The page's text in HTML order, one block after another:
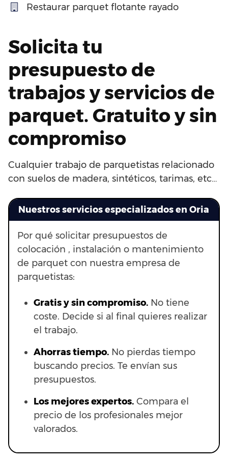
Restaurar parquet flotante rayado
Solicita tu
presupuesto de
trabajos y servicios de
parquet. Gratuito y sin
compromiso
Cualquier trabajo de parquetistas relacionado
con suelos de madera, sintéticos, tarimas, etc…
Nuestros servicios especializados en Oria
Por qué solicitar presupuestos de
colocación , instalación o mantenimiento
de parquet con nuestra empresa de
parquetistas:
Gratis y sin compromiso. No tiene
coste. Decide si al final quieres realizar
el trabajo.
Ahorras tiempo. No pierdas tiempo
buscando precios. Te envían sus
presupuestos.
Los mejores expertos. Compara el
precio de los profesionales mejor
valorados.